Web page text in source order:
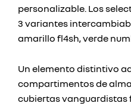
personalizable. Los
3 variantes
amarillo fl4sh, verde
Un elemento distintivo
compartimentos de
cubiertas